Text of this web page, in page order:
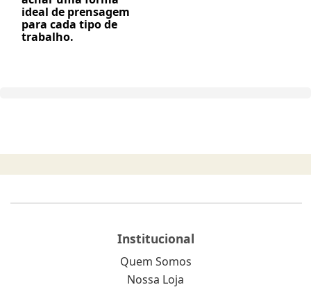
ideal de prensagem
para cada tipo de
trabalho.
Institucional
Quem Somos
Nossa Loja